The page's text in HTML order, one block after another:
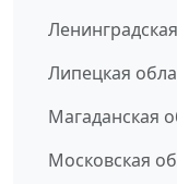
Липецкая
Магаданская
Московская